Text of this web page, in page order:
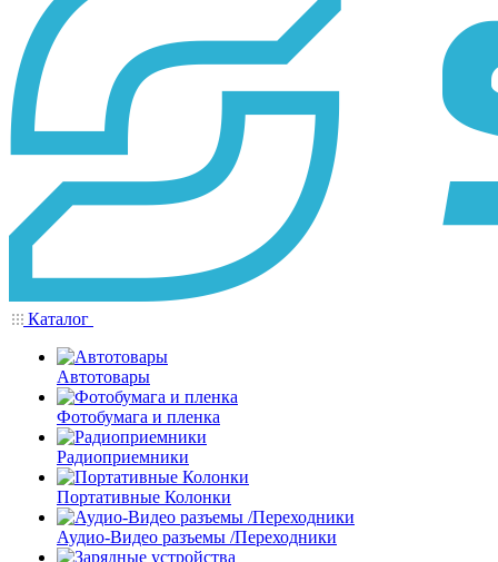
Каталог
Автотовары
Фотобумага и пленка
Радиоприемники
Портативные Колонки
Аудио-Видео разъемы /Переходники